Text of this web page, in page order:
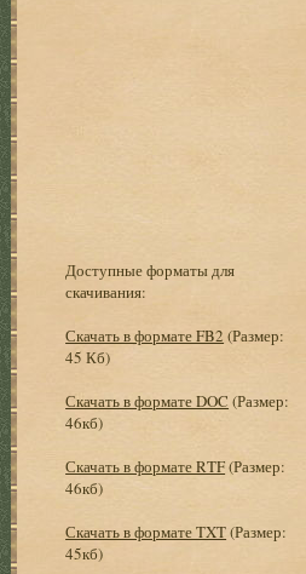
Доступные форматы для
скачивания:
Скачать в формате FB2 (Размер:
45 Кб)
Скачать в формате DOC (Размер:
46кб)
Скачать в формате RTF(Размер:
46кб)
Скачать в формате TXT(Размер:
45кб)